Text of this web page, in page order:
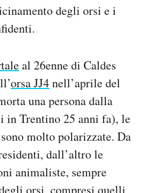
degli orsi e i
al 26enne di Caldes
orsa JJ4nell’aprile del
una persona dalla
in Trentino 25 anni fa), le
molto polarizzate. Da
dall’altro le
animaliste, sempre